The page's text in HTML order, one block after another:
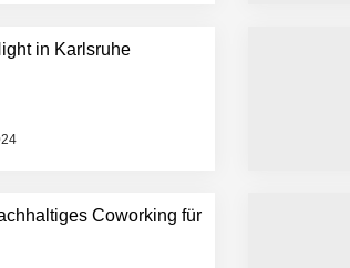
in Karlsruhe
Coworking für